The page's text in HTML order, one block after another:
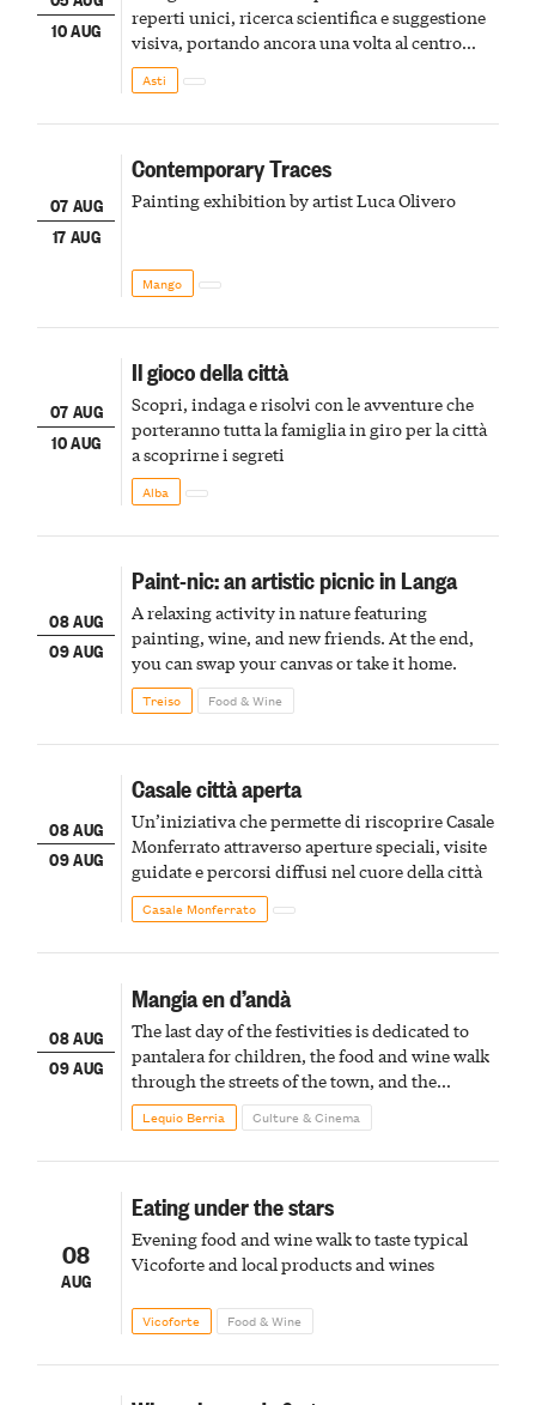
10 AUG
reperti unici, ricerca scientifica e suggestione
visiva, portando ancora una volta al centro
della scena le meraviglie del passato astigiano
Asti
07 AUG
17 AUG
Contemporary Traces
Painting exhibition by artist Luca Olivero
Mango
07 AUG
10 AUG
Il gioco della città
Scopri, indaga e risolvi con le avventure che
porteranno tutta la famiglia in giro per la città
a scoprirne i segreti
Alba
08 AUG
09 AUG
Paint-nic: an artistic picnic in Langa
A relaxing activity in nature featuring
painting, wine, and new friends. At the end,
you can swap your canvas or take it home.
Treiso Food & Wine
08 AUG
09 AUG
Casale città aperta
Un’iniziativa che permette di riscoprire Casale
Monferrato attraverso aperture speciali, visite
guidate e percorsi diffusi nel cuore della città
Casale Monferrato
08 AUG
09 AUG
Mangia en d’andà
The last day of the festivities is dedicated to
pantalera for children, the food and wine walk
through the streets of the town, and the
fireworks finale
Lequio Berria Culture & Cinema
08
AUG
Eating under the stars
Evening food and wine walk to taste typical
Vicoforte and local products and wines
Vicoforte Food & Wine